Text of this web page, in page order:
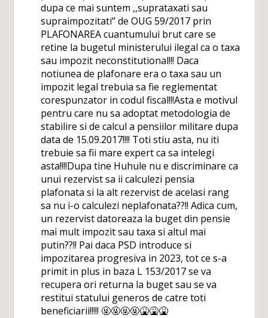
dupa ce mai suntem ,,suprataxati sau
supraimpozitati” de OUG 59/2017 prin
PLAFONAREA cuantumului brut care se
retine la bugetul ministerului ilegal ca o taxa
sau impozit neconstitutional!!! Daca
notiunea de plafonare era o taxa sau un
impozit legal trebuia sa fie reglementat
corespunzator in codul fiscal!!!Asta e motivul
pentru care nu sa adoptat metodologia de
stabilire si de calcul a pensiilor militare dupa
data de 15.09.2017!!!! Toti stiu asta, nu iti
trebuie sa fii mare expert ca sa intelegi
asta!!!!Dupa tine Huhule nu e discriminare ca
unui rezervist sa ii calculezi pensia
plafonata si la alt rezervist de acelasi rang
sa nu i-o calculezi neplafonata??!! Adica cum,
un rezervist datoreaza la buget din pensie
mai mult impozit sau taxa si altul mai
putin??!! Pai daca PSD introduce si
impozitarea progresiva in 2023, tot ce s-a
primit in plus in baza L 153/2017 se va
recupera ori returna la buget sau se va
restitui statului generos de catre toti
beneficiarii!!!!! 🤬🤬🤬🤬🤮🤮🤮